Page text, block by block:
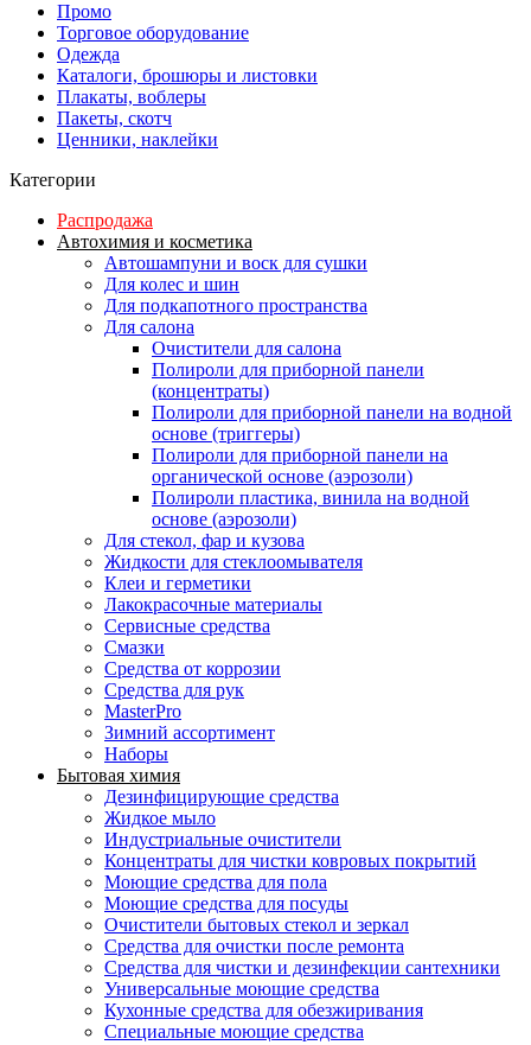
Промо
Торговое оборудование
Одежда
Каталоги, брошюры и листовки
Плакаты, воблеры
Пакеты, скотч
Ценники, наклейки
Категории
Распродажа
Автохимия и косметика
Автошампуни и воск для сушки
Для колес и шин
Для подкапотного пространства
Для салона
Очистители для салона
Полироли для приборной панели
(концентраты)
Полироли для приборной панели на водной
основе (триггеры)
Полироли для приборной панели на
органической основе (аэрозоли)
Полироли пластика, винила на водной
основе (аэрозоли)
Для стекол, фар и кузова
Жидкости для стеклоомывателя
Клеи и герметики
Лакокрасочные материалы
Сервисные средства
Смазки
Средства от коррозии
Средства для рук
MasterPro
Зимний ассортимент
Наборы
Бытовая химия
Дезинфицирующие средства
Жидкое мыло
Индустриальные очистители
Концентраты для чистки ковровых покрытий
Моющие средства для пола
Моющие средства для посуды
Очистители бытовых стекол и зеркал
Средства для очистки после ремонта
Средства для чистки и дезинфекции сантехники
Универсальные моющие средства
Кухонные средства для обезжиривания
Специальные моющие средства